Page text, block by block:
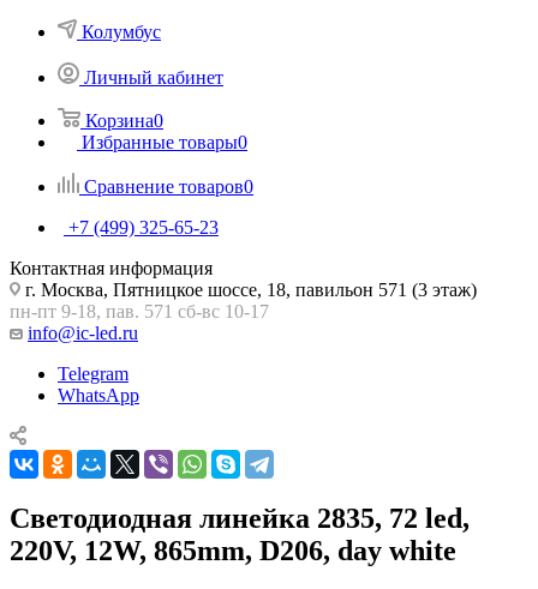
Колумбус
Личный кабинет
Корзина0
Избранные товары0
Сравнение товаров0
+7 (499) 325-65-23
Контактная информация
г. Москва, Пятницкое шоссе, 18, павильон 571 (3 этаж)
пн-пт 9-18, пав. 571 сб-вс 10-17
info@ic-led.ru
Telegram
WhatsApp
Светодиодная линейка 2835, 72 led,
220V, 12W, 865mm, D206, day white